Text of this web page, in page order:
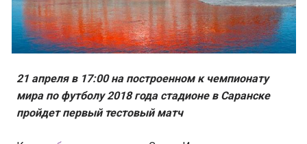
21 апреля в 17:00 на построенном к чемпионату
мира по футболу 2018 года стадионе в Саранске
пройдет первый тестовый матч